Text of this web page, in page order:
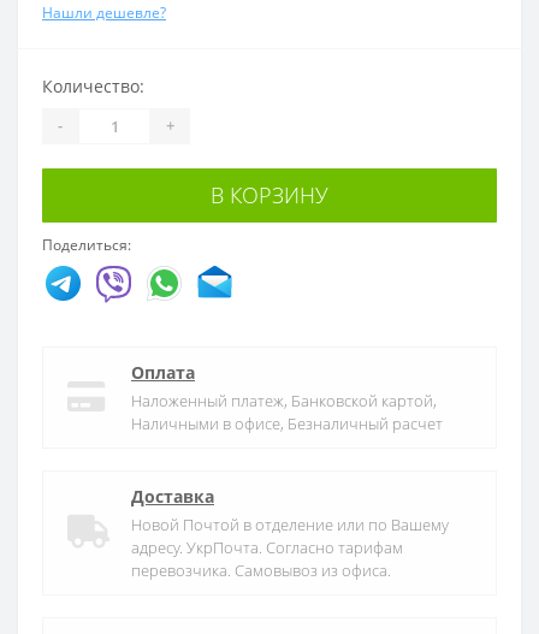
Нашли дешевле?
Количество:
- +
В КОРЗИНУ
Поделиться:
Оплата
Наложенный платеж, Банковской картой,
Наличными в офисе, Безналичный расчет
Доставка
Новой Почтой в отделение или по Вашему
адресу. УкрПочта. Согласно тарифам
перевозчика. Самовывоз из офиса.